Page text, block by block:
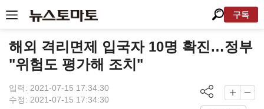
구독
해외 격리면제 입국자 10명 확진…정부
"위험도 평가해 조치"
입력: 2021-07-15 17:34:30
수정: 2021-07-15 17:34:30